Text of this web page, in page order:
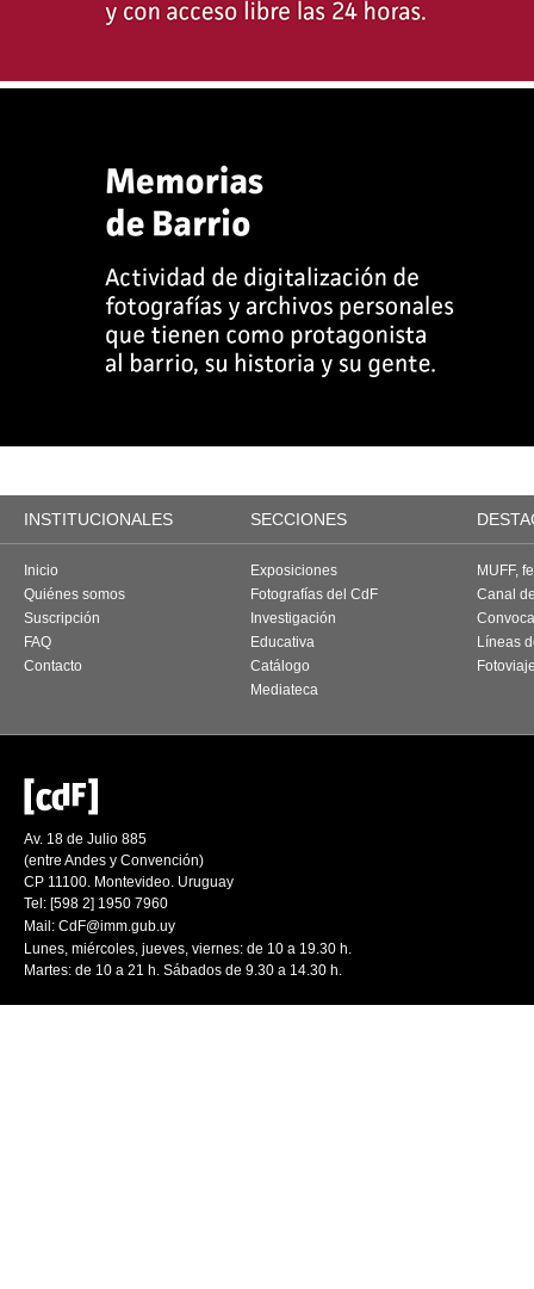
INSTITUCIONALES SECCIONES
Inicio
Quiénes somos
Suscripción
FAQ
Contacto
Exposiciones
Fotografías del CdF
Investigación
Educativa
Catálogo
Mediateca
MUFF,
Canal
Líneas
Av. 18 de Julio 885
(entre Andes y Convención)
CP 11100. Montevideo. Uruguay
Tel: [598 2] 1950 7960
Mail: CdF@imm.gub.uy
Lunes, miércoles, jueves, viernes: de 10 a 19.30 h.
Martes: de 10 a 21 h. Sábados de 9.30 a 14.30 h.